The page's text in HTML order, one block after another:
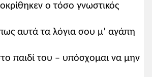
ο τόσο γνωστικός
αυτά τα λόγια σου μ’ αγάπη
παιδί του – υπόσχομαι να μην